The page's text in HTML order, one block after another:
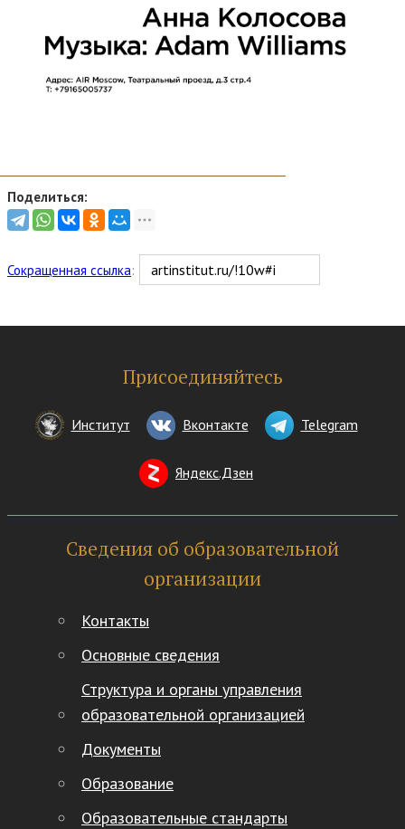
Поделиться:
Сокращенная ссылка:
Присоединяйтесь
Институт Вконтакте Telegram
Яндекс.Дзен
Сведения об образовательной
организации
Контакты
Основные сведения
Структура и органы управления
образовательной организацией
Документы
Образование
Образовательные стандарты